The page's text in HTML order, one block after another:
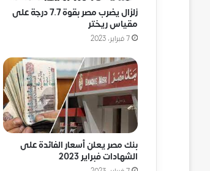
زلزال يضرب مصر بقوة 7.7 درجة على
مقياس ريختر
7 فبراير، 2023
بنك مصر يعلن أسعار الفائدة على
الشهادات فبراير 2023